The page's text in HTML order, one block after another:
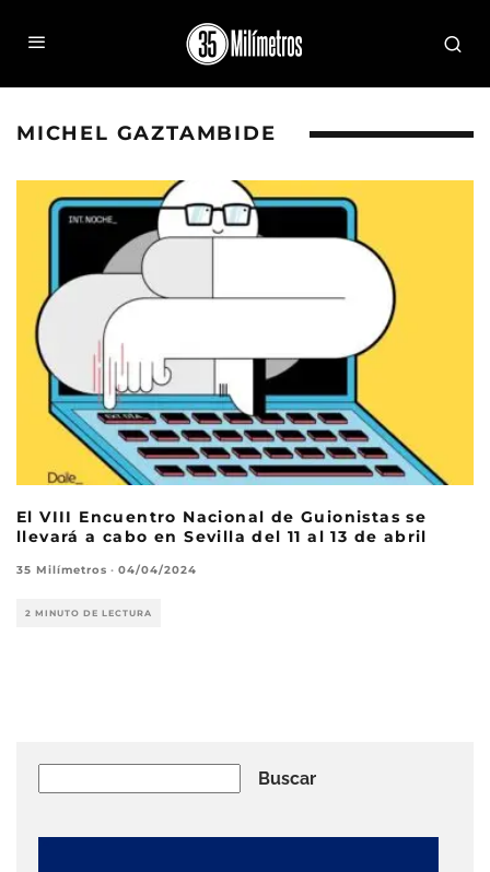
MICHEL GAZTAMBIDE
El VIII Encuentro Nacional de Guionistas se
llevará a cabo en Sevilla del 11 al 13 de abril
35 Milímetros · 04/04/2024
2 MINUTO DE LECTURA
Buscar